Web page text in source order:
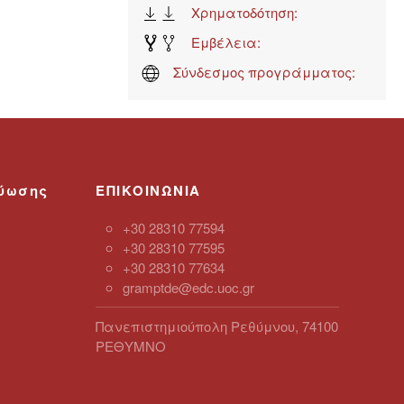
Χρηματοδότηση:
Εμβέλεια:
Σύνδεσμος προγράμματος:
ΕΠΙΚΟΙΝΩΝΙΑ
+30 28310 77594
+30 28310 77595
+30 28310 77634
gramptde@edc.uoc.gr
Πανεπιστημιούπολη Ρεθύμνου, 74100
ΡΕΘYΜΝΟ